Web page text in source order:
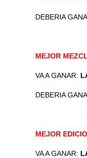
DEBERIA
MEJOR
VA A GANAR:
DEBERIA
MEJOR
VA A GANAR: